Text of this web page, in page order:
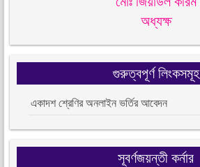
অধ্যক্ষ
গুরুত্বপূর্ণ লিংকসমূহ
একাদশ শ্রেণির অনলাইন ভর্তির আবেদন
সূবর্ণজয়ন্তী কর্নার